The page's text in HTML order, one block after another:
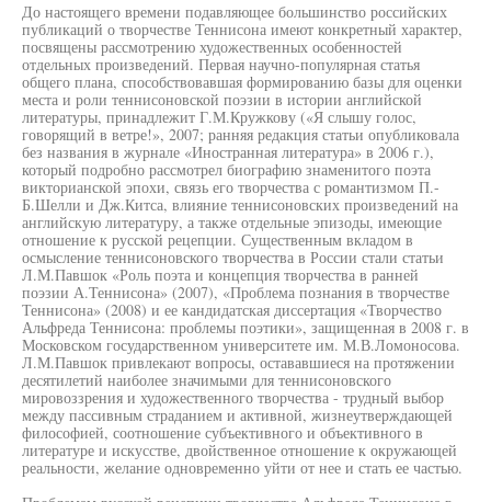
До настоящего времени подавляющее большинство российских
публикаций о творчестве Теннисона имеют конкретный характер,
посвящены рассмотрению художественных особенностей
отдельных произведений. Первая научно-популярная статья
общего плана, способствовавшая формированию базы для оценки
места и роли теннисоновской поэзии в истории английской
литературы, принадлежит Г.М.Кружкову («Я слышу голос,
говорящий в ветре!», 2007; ранняя редакция статьи опубликовала
без названия в журнале «Иностранная литература» в 2006 г.),
который подробно рассмотрел биографию знаменитого поэта
викторианской эпохи, связь его творчества с романтизмом П.-
Б.Шелли и Дж.Китса, влияние теннисоновских произведений на
английскую литературу, а также отдельные эпизоды, имеющие
отношение к русской рецепции. Существенным вкладом в
осмысление теннисоновского творчества в России стали статьи
Л.М.Павшок «Роль поэта и концепция творчества в ранней
поэзии А.Теннисона» (2007), «Проблема познания в творчестве
Теннисона» (2008) и ее кандидатская диссертация «Творчество
Альфреда Теннисона: проблемы поэтики», защищенная в 2008 г. в
Московском государственном университете им. М.В.Ломоносова.
Л.М.Павшок привлекают вопросы, остававшиеся на протяжении
десятилетий наиболее значимыми для теннисоновского
мировоззрения и художественного творчества - трудный выбор
между пассивным страданием и активной, жизнеутверждающей
философией, соотношение субъективного и объективного в
литературе и искусстве, двойственное отношение к окружающей
реальности, желание одновременно уйти от нее и стать ее частью.